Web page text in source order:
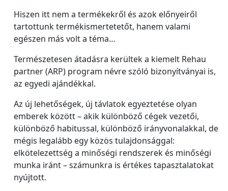
Hiszen itt nem a termékekről és azok előnyeiről
tartottunk termékismertetetőt, hanem valami
egészen más volt a téma…
Természetesen átadásra kerültek a kiemelt Rehau
partner (ARP) program névre szóló bizonyítványai is,
az egyedi ajándékkal.
Az új lehetőségek, új távlatok egyeztetése olyan
emberek között – akik különböző cégek vezetői,
különböző habitussal, különböző irányvonalakkal, de
mégis legalább egy közös tulajdonsággal:
elkötelezettség a minőségi rendszerek és minőségi
munka iránt – számunkra is értékes tapasztalatokat
nyújtott.